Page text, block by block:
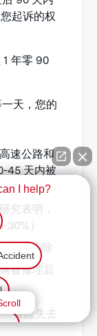
起诉的权
1 年零 90
天，您的
速公路和
45 天内被
究表明，
）
人为删除
被修理后
冒险失去
I help?